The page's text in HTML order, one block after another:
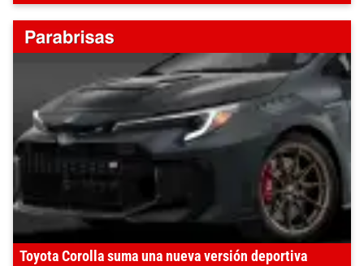
Toyota Corolla suma una nueva versión deportiva